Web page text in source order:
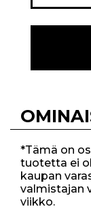
*Tämä on
tuotetta ei
kaupan
valmistajan
viikko.